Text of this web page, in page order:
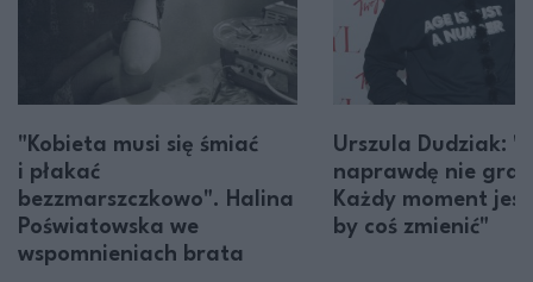
"Kobieta musi się śmiać
i płakać
bezzmarszczkowo". Halina
Poświatowska we
wspomnieniach brata
Urszula Dudziak:
naprawdę nie gra
Każdy moment
by coś zmienić"